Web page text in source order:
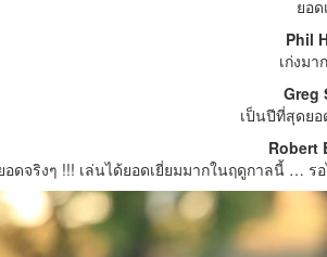
ยอด
Phil
เก่งมา
Greg
เป็นปีที่สุดย
Robert
อดจริงๆ !!! เล่นได้ยอดเยี่ยมมากในฤดูกาลนี้ …